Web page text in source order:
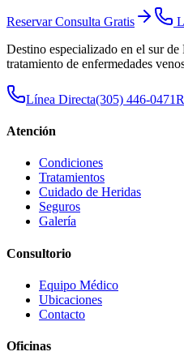
Reservar Consulta Gratis
Destino especializado en el sur
tratamiento de enfermedades
Línea Directa(305) 446-0471
Atención
Condiciones
Tratamientos
Cuidado de Heridas
Seguros
Galería
Consultorio
Equipo Médico
Ubicaciones
Contacto
Oficinas